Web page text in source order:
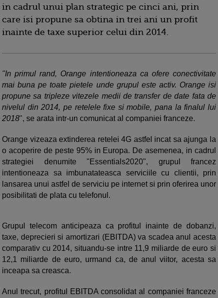
in cadrul unui plan strategic pe cinci ani, prin
care isi propune sa obtina in trei ani un profit
inainte de taxe superior celui din 2014.
"In primul rand, Orange intentioneaza ca ofere conectivitate
mai buna pe toate pietele unde grupul este activ. Orange isi
propune sa tripleze vitezele medii de transfer de date fata de
nivelul din 2014, pe retelele fixe si mobile, pana la finalul lui
2018", se arata intr-un comunicat al companiei franceze.
Orange vizeaza extinderea retelei 4G astfel incat sa ajunga la
o acoperire de peste 95% in Europa. De asemenea, in cadrul
strategiei denumite "Essentials2020", grupul francez
intentioneaza sa imbunatateasca serviciile cu clientii, prin
lansarea unui astfel de serviciu pe internet si prin oferirea unor
posibilitati de plata cu telefonul.
Grupul telecom anticipeaza ca profitul inainte de dobanzi,
taxe, deprecieri si amortizari (EBITDA) va scadea anul acesta
comparativ cu 2014, situandu-se intre 11,9 miliarde de euro si
12,1 miliarde de euro, urmand ca, de anul viitor, acesta sa
inceapa sa creasca.
Anul trecut, profitul EBITDA consolidat al companiei franceze